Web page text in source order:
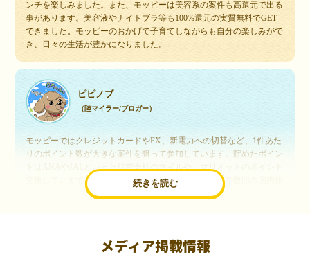
ンチを楽しみました。また、モッピーは美容系の案件も高還元で出る
事があります。美容液やナイトブラ等も100%還元の実質無料でGET
できました。モッピーのおかげで子育てしながらも自分の楽しみがで
き、日々の生活が豊かになりました。
続きを読む
ピピノブ
（陸マイラー/ブロガー）
モッピーではクレジットカードやFX、新電力への切替など、1件あた
りのポイント数が大きな案件を狙って参加しています。貯めたポイン
交換しています。このようにすることで、ほぼ無料で年数回の国内旅
行や海外旅行を実現しています。モッピーは陸マイラーや旅行好きに
いつものネットショッピングが、モッピーでお得
メディア掲載情報